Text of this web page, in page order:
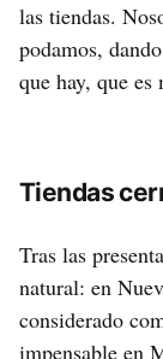
las tiendas.
podamos,
que hay, que es
Tiendas
Tras las
natural: en
considerado
impensable en